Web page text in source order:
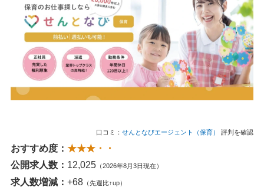
口コミ： せんとなびエージェント（保育） 評判を確認
おすすめ度： ★★★・・
公開求人数： 12,025 （2026年8月3日現在）
求人数増減： +68 （先週比↑up）